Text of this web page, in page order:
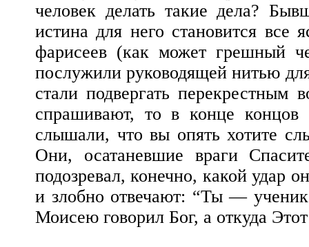
человек делать такие дела?
истина для него становится
фарисеев (как может грешный
послужили руководящей нитью
стали подвергать
спрашивают, то в конце
слышали, что вы опять хотите
Они, осатаневшие враги
подозревал, конечно, какой удар
и злобно отвечают: “Ты —
Моисею говорил Бог, а откуда